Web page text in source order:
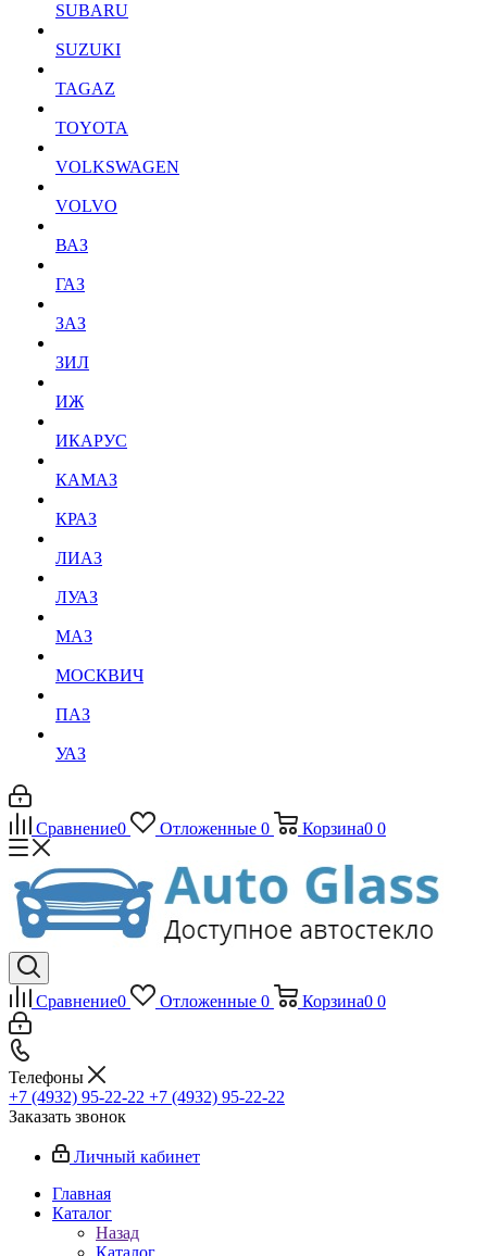
SUBARU
SUZUKI
TAGAZ
TOYOTA
VOLKSWAGEN
VOLVO
ВАЗ
ГАЗ
ЗАЗ
ЗИЛ
ИЖ
ИКАРУС
КАМАЗ
КРАЗ
ЛИАЗ
ЛУАЗ
МАЗ
МОСКВИЧ
ПАЗ
УАЗ
Сравнение0 Отложенные 0 Корзина0 0
Сравнение0 Отложенные 0 Корзина0 0
Телефоны
+7 (4932) 95-22-22 +7 (4932) 95-22-22
Заказать звонок
Личный кабинет
Главная
Каталог
Назад
Каталог